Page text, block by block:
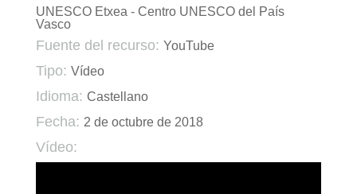
UNESCO Etxea - Centro UNESCO del País
Vasco
Fuente del recurso: YouTube
Tipo: Vídeo
Idioma: Castellano
Fecha: 2 de octubre de 2018
Vídeo: